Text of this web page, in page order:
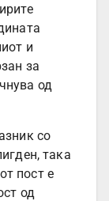
и
за
од
со
така
пост е
од